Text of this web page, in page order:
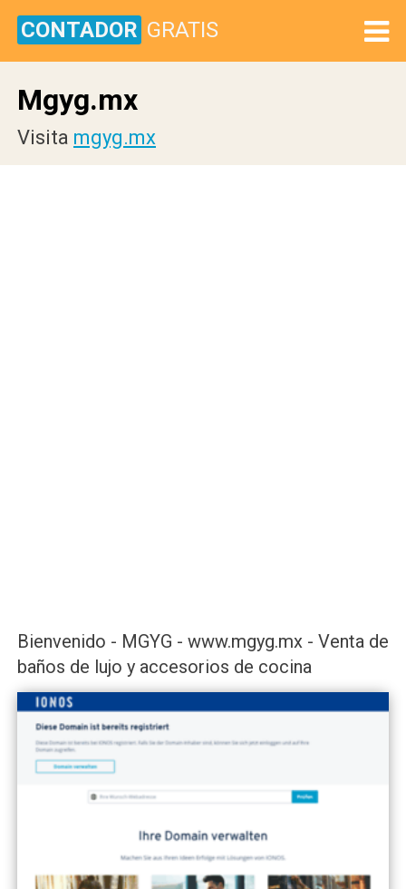
CONTADOR GRATIS
Mgyg.mx
Visita mgyg.mx
Bienvenido - MGYG - www.mgyg.mx - Venta de
baños de lujo y accesorios de cocina